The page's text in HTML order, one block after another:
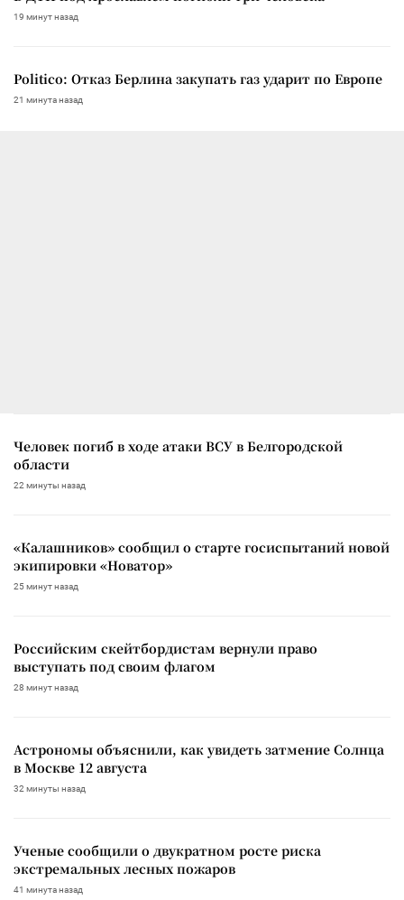
19 минут назад
Politico: Отказ Берлина закупать газ ударит по Европе
21 минута назад
Человек погиб в ходе атаки ВСУ в Белгородской
области
22 минуты назад
«Калашников» сообщил о старте госиспытаний новой
экипировки «Новатор»
25 минут назад
Российским скейтбордистам вернули право
выступать под своим флагом
28 минут назад
Астрономы объяснили, как увидеть затмение Солнца
в Москве 12 августа
32 минуты назад
Ученые сообщили о двукратном росте риска
экстремальных лесных пожаров
41 минута назад